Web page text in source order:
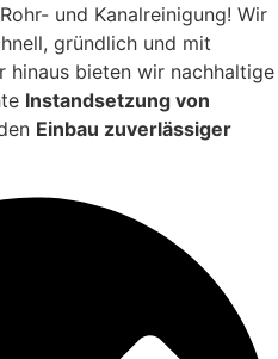
und Kanalreinigung! Wir
gründlich und mit
hinaus bieten wir nachhaltige
Instandsetzung von
Einbau zuverlässiger